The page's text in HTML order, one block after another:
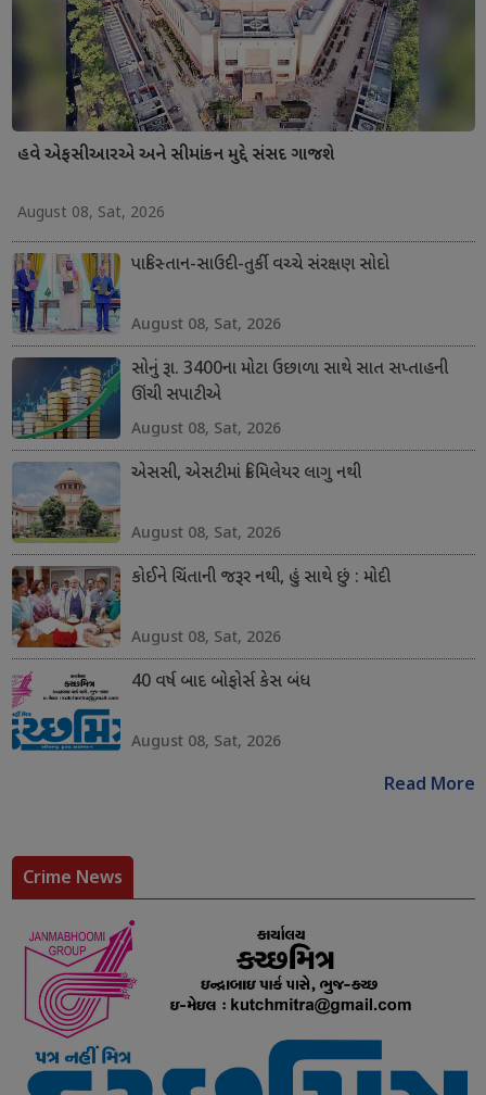
હવે એફસીઆરએ અને સીમાંકન મુદ્દે સંસદ ગાજશે
August 08, Sat, 2026
પાકિસ્તાન-સાઉદી-તુર્કી વચ્ચે સંરક્ષણ સોદો
August 08, Sat, 2026
સોનું રૂા. 3400ના મોટા ઉછાળા સાથે સાત સપ્તાહની
ઊંચી સપાટીએ
August 08, Sat, 2026
એસસી, એસટીમાં ક્રિમિલેયર લાગુ નથી
August 08, Sat, 2026
કોઈને ચિંતાની જરૂર નથી, હું સાથે છું : મોદી
August 08, Sat, 2026
40 વર્ષ બાદ બોફોર્સ કેસ બંધ
August 08, Sat, 2026
Read More
Crime News